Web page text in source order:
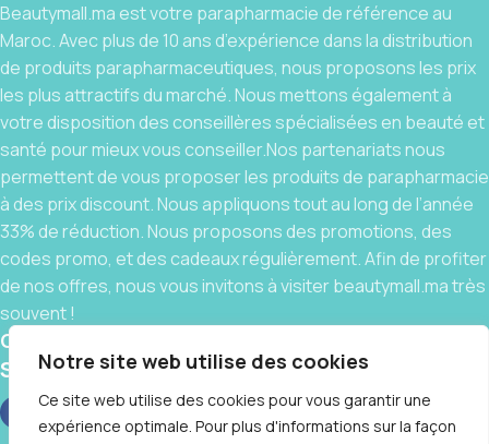
Notre site web utilise des cookies
Ce site web utilise des cookies pour vous garantir une
expérience optimale. Pour plus d'informations sur la façon
Beautymall.ma est votre parapharmacie de référence au
Maroc. Avec plus de 10 ans d’expérience dans la distribution
de produits parapharmaceutiques, nous proposons les prix
les plus attractifs du marché. Nous mettons également à
votre disposition des conseillères spécialisées en beauté et
santé pour mieux vous conseiller.Nos partenariats nous
permettent de vous proposer les produits de parapharmacie
à des prix discount. Nous appliquons tout au long de l’année
33% de réduction. Nous proposons des promotions, des
codes promo, et des cadeaux régulièrement. Afin de profiter
de nos offres, nous vous invitons à visiter beautymall.ma très
souvent !
Contact
Social links: